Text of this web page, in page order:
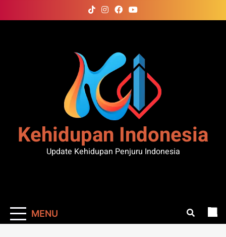
to
Kehidupan Indonesia
Update Kehidupan Penjuru Indonesia
MENU